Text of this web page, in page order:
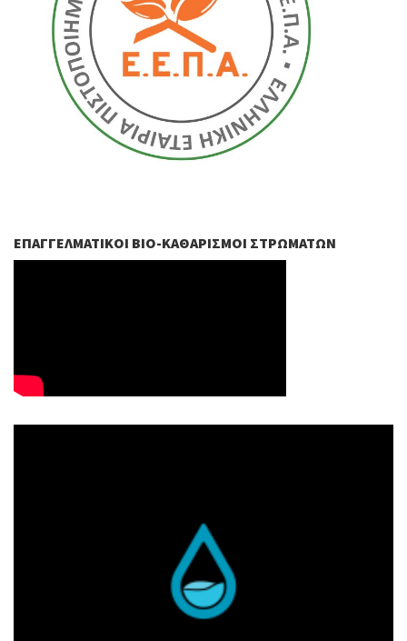
ΕΠΑΓΓΕΛΜΑΤΙΚΟΊ ΒIO-ΚΑΘΑΡΙΣΜΟΊ ΣΤΡΩΜΆΤΩΝ